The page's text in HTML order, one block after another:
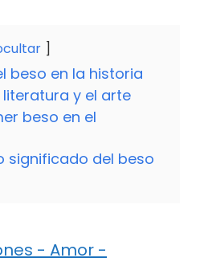
beso en la historia
literatura y el arte
beso en el
significado del beso
- Amor -